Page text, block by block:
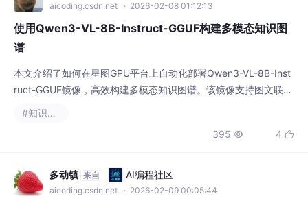
aicoding.csdn.net · 2026-02-08 01:12:13
使用Qwen3-VL-8B-Instruct-GGUF构建多模态知识图
谱
本文介绍了如何在星图GPU平台上自动化部署Qwen3-VL-8B-Inst
ruct-GGUF镜像，高效构建多模态知识图谱。该镜像支持图文联合
#知识图谱
395  4 
多动镇 来自 AI编程社区
aicoding.csdn.net · 2026-02-09 00:05:44